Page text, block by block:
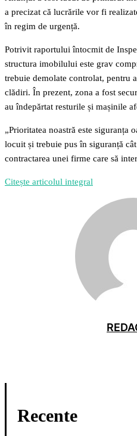
a precizat că lucrările vor fi
în regim de urgență.
Potrivit raportului întocmit de
structura imobilului este grav
trebuie demolate controlat, pentru
clădiri. În prezent, zona a fost
au îndepărtat resturile și mașinile
„Prioritatea noastră este siguranța
locuit și trebuie pus în siguranță
contractarea unei firme care să
Citește articolul integral
Recente